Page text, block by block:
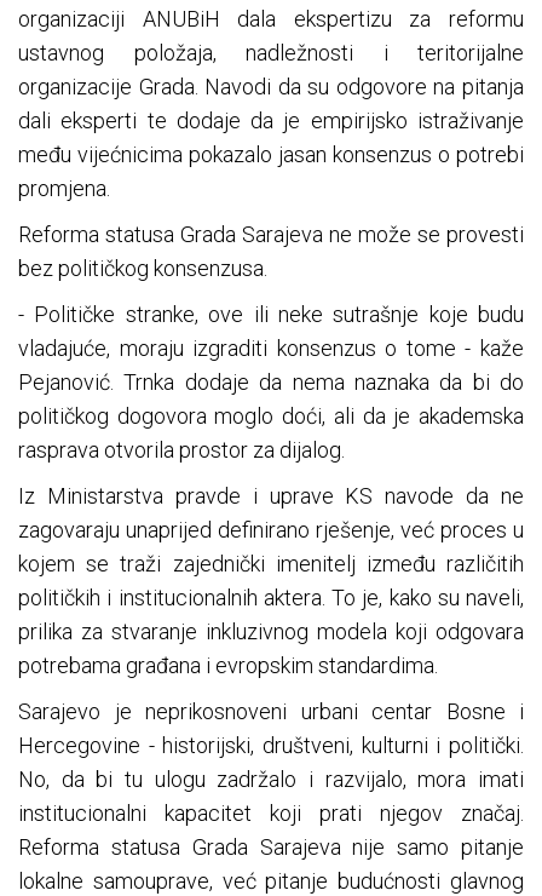
organizaciji ANUBiH dala ekspertizu za reformu
ustavnog položaja, nadležnosti i teritorijalne
organizacije Grada. Navodi da su odgovore na pitanja
dali eksperti te dodaje da je empirijsko istraživanje
među vijećnicima pokazalo jasan konsenzus o potrebi
promjena.
Reforma statusa Grada Sarajeva ne može se provesti
bez političkog konsenzusa.
- Političke stranke, ove ili neke sutrašnje koje budu
vladajuće, moraju izgraditi konsenzus o tome - kaže
Pejanović. Trnka dodaje da nema naznaka da bi do
političkog dogovora moglo doći, ali da je akademska
rasprava otvorila prostor za dijalog.
Iz Ministarstva pravde i uprave KS navode da ne
zagovaraju unaprijed definirano rješenje, već proces u
kojem se traži zajednički imenitelj između različitih
političkih i institucionalnih aktera. To je, kako su naveli,
prilika za stvaranje inkluzivnog modela koji odgovara
potrebama građana i evropskim standardima.
Sarajevo je neprikosnoveni urbani centar Bosne i
Hercegovine - historijski, društveni, kulturni i politički.
No, da bi tu ulogu zadržalo i razvijalo, mora imati
institucionalni kapacitet koji prati njegov značaj.
Reforma statusa Grada Sarajeva nije samo pitanje
lokalne samouprave, već pitanje budućnosti glavnog